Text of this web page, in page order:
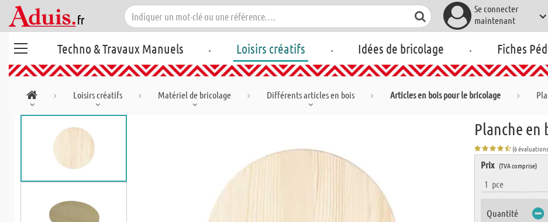
Se connecter
maintenant
Techno & Travaux Manuels . Loisirs créatifs . Idées de bricolage . Fiches
Loisirs créatifs Matériel de bricolage Différents articles en bois Articles en bois pour le bricolage
Planche en
(6
Prix (TVA comprise)
1 pce
Quantité